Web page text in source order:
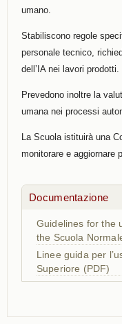
umano.
Stabiliscono regole
personale tecnico,
dell’IA nei lavori prodotti.
Prevedono inoltre la
umana nei processi
La Scuola istituirà una
monitorare e aggiornare
Documentazione
Guidelines for the
the Scuola
Linee guida per
Superiore (PDF)